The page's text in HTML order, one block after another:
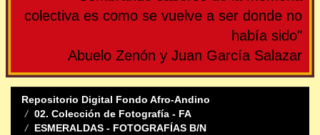
colectiva es como se vuelve a ser donde no
había sido"
Abuelo Zenón y Juan García Salazar
Repositorio Digital Fondo Afro-Andino
02. Colección de Fotografía - FA
ESMERALDAS - FOTOGRAFÍAS B/N